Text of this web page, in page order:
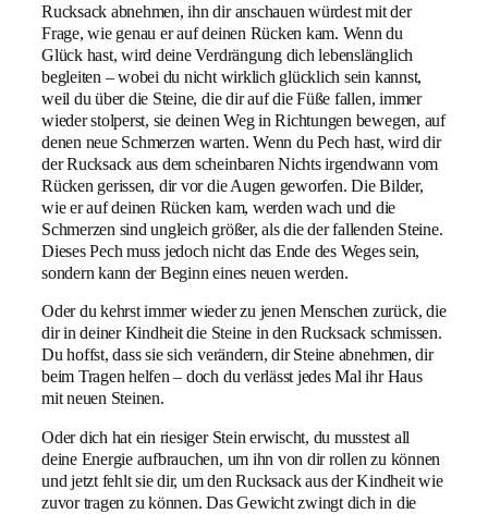
Rucksack abnehmen, ihn dir anschauen würdest mit der
Frage, wie genau er auf deinen Rücken kam. Wenn du
Glück hast, wird deine Verdrängung dich lebenslänglich
begleiten – wobei du nicht wirklich glücklich sein kannst,
weil du über die Steine, die dir auf die Füße fallen, immer
wieder stolperst, sie deinen Weg in Richtungen bewegen, auf
denen neue Schmerzen warten. Wenn du Pech hast, wird dir
der Rucksack aus dem scheinbaren Nichts irgendwann vom
Rücken gerissen, dir vor die Augen geworfen. Die Bilder,
wie er auf deinen Rücken kam, werden wach und die
Schmerzen sind ungleich größer, als die der fallenden Steine.
Dieses Pech muss jedoch nicht das Ende des Weges sein,
sondern kann der Beginn eines neuen werden.
Oder du kehrst immer wieder zu jenen Menschen zurück, die
dir in deiner Kindheit die Steine in den Rucksack schmissen.
Du hoffst, dass sie sich verändern, dir Steine abnehmen, dir
beim Tragen helfen – doch du verlässt jedes Mal ihr Haus
mit neuen Steinen.
Oder dich hat ein riesiger Stein erwischt, du musstest all
deine Energie aufbrauchen, um ihn von dir rollen zu können
und jetzt fehlt sie dir, um den Rucksack aus der Kindheit wie
zuvor tragen zu können. Das Gewicht zwingt dich in die